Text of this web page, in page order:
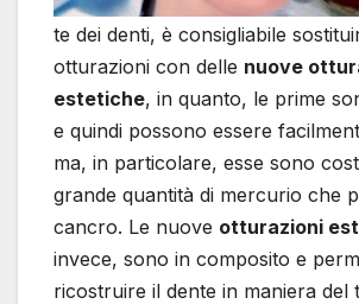
te dei denti, è consigliabile
otturazioni con delle nuove
estetiche, in quanto, le prime
e quindi possono essere
ma, in particolare, esse sono
grande quantità di mercurio che
cancro. Le nuove otturazioni
invece, sono in composito e
ricostruire il dente in maniera del